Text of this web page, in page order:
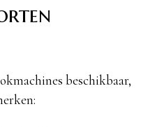
beschikbaar,